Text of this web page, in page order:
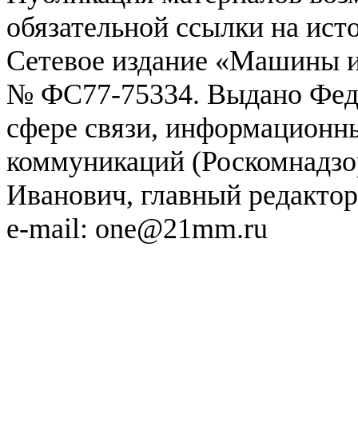
обязательной ссылки на
Сетевое издание «Машины
№ ФС77-75334. Выдано
сфере связи,
коммуникаций
Иванович, главный
e-mail: one@21mm.ru